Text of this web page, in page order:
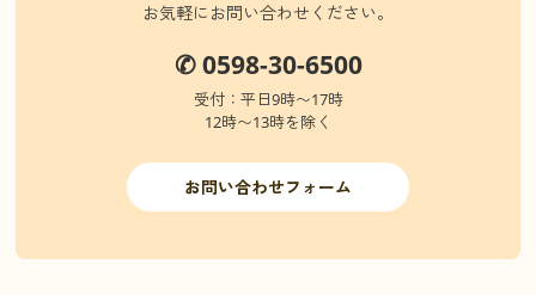
お気軽にお問い合わせください。
✆ 0598-30-6500
受付：平日9時〜17時
12時〜13時を除く
お問い合わせフォーム